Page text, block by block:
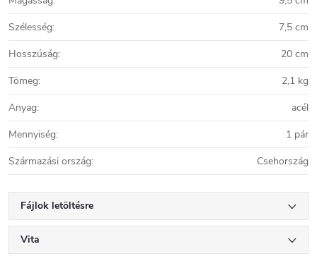
Szélesség:
7,5 cm
Hosszúság:
20 cm
Tömeg:
2,1 kg
Anyag:
acél
Mennyiség:
1 pár
Származási ország: Csehország
Fájlok letöltésre
Vita